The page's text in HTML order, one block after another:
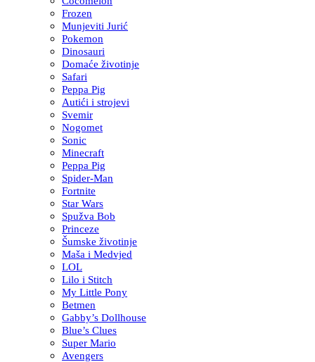
Frozen
Munjeviti Jurić
Pokemon
Dinosauri
Domaće životinje
Safari
Peppa Pig
Autići i strojevi
Svemir
Nogomet
Sonic
Minecraft
Peppa Pig
Spider-Man
Fortnite
Star Wars
Spužva Bob
Princeze
Šumske životinje
Maša i Medvjed
LOL
Lilo i Stitch
My Little Pony
Betmen
Gabby’s Dollhouse
Blue’s Clues
Super Mario
Avengers